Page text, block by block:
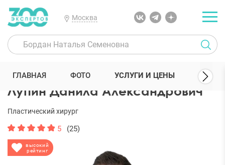
Москва
300 Экспертов Пластические хирурги Лупин Данила
Лупин Данила Александрович
высокий
рейтинг
Пластический хирург
5 (25)
ГЛАВНАЯ ФОТО УСЛУГИ И ЦЕНЫ